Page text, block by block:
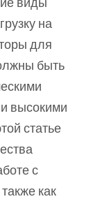
на
для
быть
высокими
статье
с
как